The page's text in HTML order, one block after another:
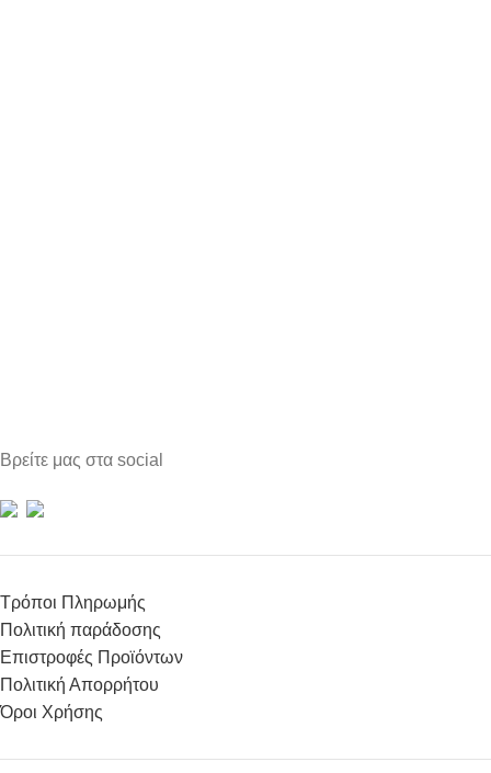
Βρείτε μας στα social
Τρόποι Πληρωμής
Πολιτική παράδοσης
Επιστροφές Προϊόντων
Πολιτική Απορρήτου
Όροι Χρήσης